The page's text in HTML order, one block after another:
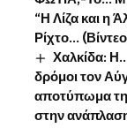
“Η Λίζα και η
Ρίχτο…
Χαλκίδα:
δρόμοι τον
αποτύπωμα
στην